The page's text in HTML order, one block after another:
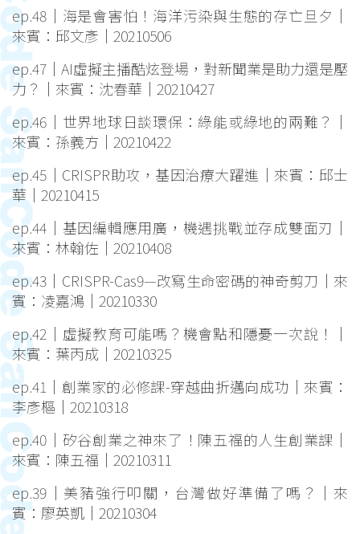
ep.48｜海是會害怕！海洋污染與生態的存亡旦夕｜
來賓：邱文彥｜20210506
ep.47｜AI虛擬主播酷炫登場，對新聞業是助力還是壓
力？｜來賓：沈春華｜20210427
ep.46｜世界地球日談環保：綠能或綠地的兩難？｜
來賓：孫義方｜20210422
ep.45｜CRISPR助攻，基因治療大躍進｜來賓：邱士
華｜20210415
ep.44｜基因編輯應用廣，機遇挑戰並存成雙面刃｜
來賓：林翰佐｜20210408
ep.43｜CRISPR-Cas9—改寫生命密碼的神奇剪刀｜來
賓：凌嘉鴻｜20210330
ep.42｜虛擬教育可能嗎？機會點和隱憂一次說！｜
來賓：葉丙成｜20210325
ep.41｜創業家的必修課-穿越曲折邁向成功｜來賓：
李彥樞｜20210318
ep.40｜矽谷創業之神來了！陳五福的人生創業課｜
來賓：陳五福｜20210311
ep.39｜美豬強行叩關，台灣做好準備了嗎？｜來
賓：廖英凱｜20210304